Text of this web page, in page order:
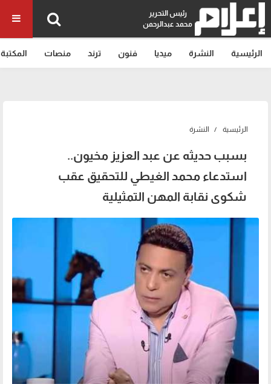
رئيس التحرير
محمد عبدالرحمن
الرئيسية النشرة ميديا فنون ترند منصات المكتبة
الرئيسية النشرة
بسبب حديثه عن عبد العزيز مخيون..
استدعاء محمد الغيطي للتحقيق عقب
شكوى نقابة المهن التمثيلية